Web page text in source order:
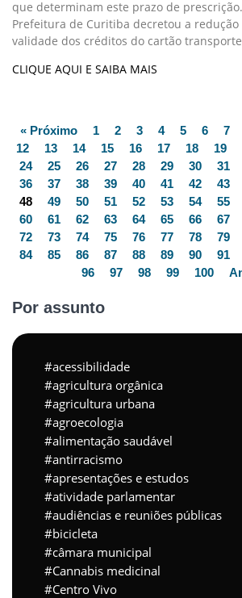
que determinam este prazo de
Prefeitura de Curitiba decretou a redução
validade dos créditos do cartão
CLIQUE AQUI E SAIBA MAIS
« Próximo 1 2 3 4 5 6 7
12
13 14 15 16 17 18 19
24
25 26 27 28 29 30 31
36
37 38 39 40 41 42 43
48
49 50 51 52 53 54 55
60
61 62 63 64 65 66 67
72
73 74 75 76 77 78 79
84
85 86 87 88 89 90 91
96
97 98 99 100
Por assunto
acessibilidade
agricultura orgânica
agricultura urbana
agroecologia
alimentação saudável
antirracismo
apresentações e estudos
atividade parlamentar
audiências e reuniões públicas
bicicleta
câmara municipal
Cannabis medicinal
Centro Vivo